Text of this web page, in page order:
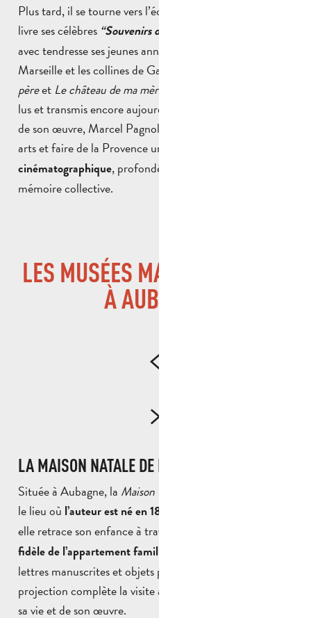
Plus tard, il se tourne vers l’écriture autobiographique et
livre ses célèbres “Souvenirs d’enfance”
avec tendresse ses jeunes années passées entre Aubagne,
Marseille et les collines de Garlaban.
pèreet Le château de ma mère
lus et transmis encore aujourd’hui. À travers l’ensemble
de son œuvre, Marcel Pagnol a su bâtir un pont entre les
arts et faire de la Provence un
cinématographique, profondément ancré dans la
mémoire collective.
LES MUSÉES MARCEL PAGNOL
À AUBAGNE
LA MAISON NATALE DE MARCEL PAGNOL
Située à Aubagne, la Maison Natale de Marcel Pagnol
le lieu où l’auteur est né en 1895
elle retrace son enfance à travers une
fidèle de l’appartement familial
lettres manuscrites et objets personnels. Une salle de
projection complète la visite avec des récits et images de
sa vie et de son œuvre.